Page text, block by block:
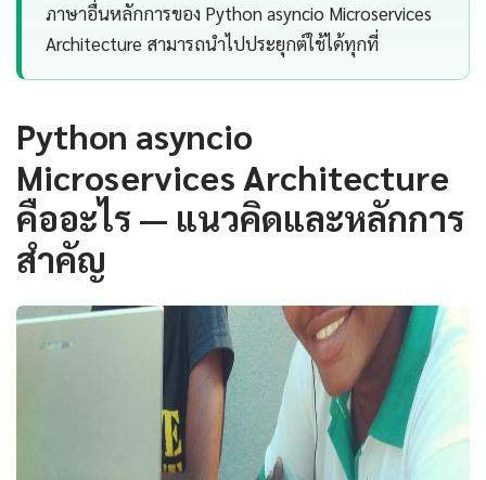
ภาษาอื่นหลักการของ Python asyncio Microservices
Architecture สามารถนำไปประยุกต์ใช้ได้ทุกที่
Python asyncio
Microservices Architecture
คืออะไร — แนวคิดและหลักการ
สำคัญ